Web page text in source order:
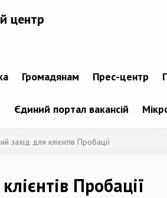
центр
Громадянам Прес-центр
Єдиний портал вакансій
захід для клієнтів Пробації
Пробації